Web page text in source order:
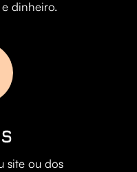
dinheiro.
site ou dos